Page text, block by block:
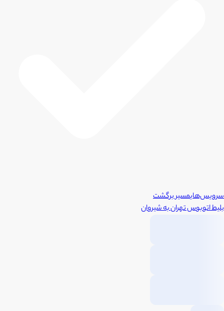
سرویس‌هایمسیر برگشت
بلیط اتوبوستهرانبهشیروان